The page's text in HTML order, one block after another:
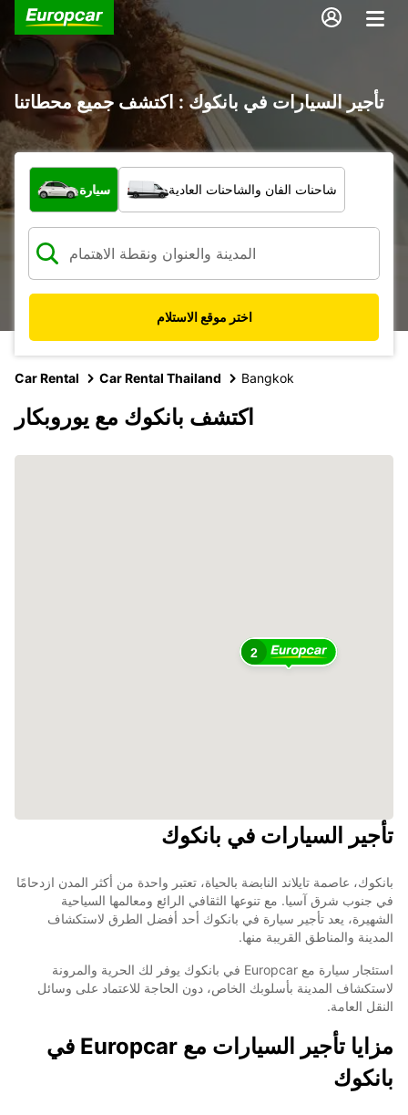
تأجير السيارات في بانكوك : اكتشف جميع محطاتنا
ما نوع المركبة؟
سيارة شاحنات الفان والشاحنات العادية
اختر موقع الاستلام
Car Rental Car Rental Thailand Bangkok
اكتشف بانكوك مع يوروبكار
2
تأجير السيارات في بانكوك
بانكوك، عاصمة تايلاند النابضة بالحياة، تعتبر واحدة من أكثر المدن ازدحامًا
في جنوب شرق آسيا. مع تنوعها الثقافي الرائع ومعالمها السياحية
الشهيرة، يعد تأجير سيارة في بانكوك أحد أفضل الطرق لاستكشاف
المدينة والمناطق القريبة منها.
استئجار سيارة مع Europcar في بانكوك يوفر لك الحرية والمرونة
لاستكشاف المدينة بأسلوبك الخاص، دون الحاجة للاعتماد على وسائل
النقل العامة.
مزايا تأجير السيارات مع Europcar في
بانكوك